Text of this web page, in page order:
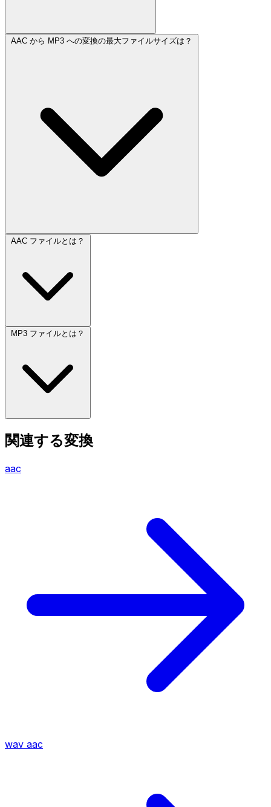
AAC から MP3 への変換の最大ファイルサイズは？
AAC ファイルとは？
MP3 ファイルとは？
関連する変換
aac
wav aac